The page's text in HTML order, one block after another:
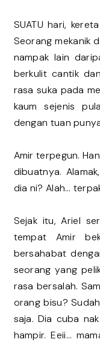
SUATU hari,
Seorang mekanik
nampak lain
berkulit cantik
rasa suka pada
kaum sejenis
dengan tuan
Amir terpegun.
dibuatnya.
dia ni? Alah…
Sejak itu, Ariel
tempat Amir
bersahabat
seorang yang
rasa bersalah.
orang bisu?
saja. Dia cuba
hampir. Eeii…